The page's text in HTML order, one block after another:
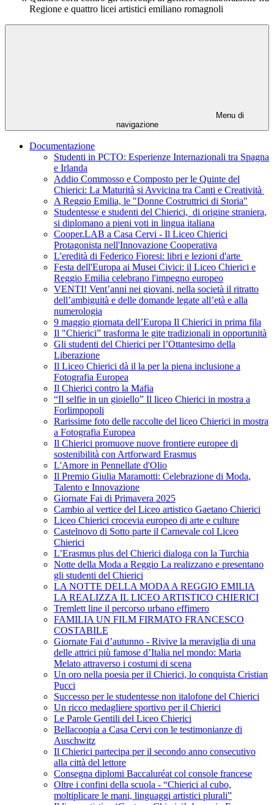
Regione e quattro licei artistici emiliano romagnoli
Menu di
navigazione
Documentazione
Studenti in PCTO: Esperienze Internazionali tra Spagna
e Irlanda
Addio Commosso e Composto per le Quinte del
Chierici: La Maturità si Avvicina tra Canti e Creatività
A Reggio Emilia, le "Donne Costruttrici di Storia"
Studentesse e studenti del Chierici, di origine straniera,
si diplomano a pieni voti in lingua italiana
Cooper.LAB a Casa Cervi - Il Liceo Chierici
Protagonista nell'Innovazione Cooperativa
L'eredità di Federico Fioresi: libri e lezioni d'arte
Festa dell'Europa ai Musei Civici: il Liceo Chierici e
Reggio Emilia celebrano l'impegno europeo
VENTI! Vent’anni nei giovani, nella società il ritratto
dell’ambiguità e delle domande legate all’età e alla
numerologia
9 maggio giornata dell’Europa Il Chierici in prima fila
Il "Chierici” trasforma le gite tradizionali in opportunità
Gli studenti del Chierici per l’Ottantesimo della
Liberazione
Il Liceo Chierici dà il la per la piena inclusione a
Fotografia Europea
Il Chierici contro la Mafia
“Il selfie in un gioiello” Il liceo Chierici in mostra a
Forlimpopoli
Rarissime foto delle raccolte del liceo Chierici in mostra
a Fotografia Europea
Il Chierici promuove nuove frontiere europee di
sostenibilità con Artforward Erasmus
L'Amore in Pennellate d'Olio
Il Premio Giulia Maramotti: Celebrazione di Moda,
Talento e Innovazione
Giornate Fai di Primavera 2025
Cambio al vertice del Liceo artistico Gaetano Chierici
Liceo Chierici crocevia europeo di arte e culture
Castelnovo di Sotto parte il Carnevale col Liceo
Chierici
L’Erasmus plus del Chierici dialoga con la Turchia
Notte della Moda a Reggio La realizzano e presentano
gli studenti del Chierici
LA NOTTE DELLA MODA A REGGIO EMILIA
LA REALIZZA IL LICEO ARTISTICO CHIERICI
Tremlett line il percorso urbano effimero
FAMILIA UN FILM FIRMATO FRANCESCO
COSTABILE
Giornate Fai d’autunno - Rivive la meraviglia di una
delle attrici più famose d’Italia nel mondo: Maria
Melato attraverso i costumi di scena
Un oro nella poesia per il Chierici, lo conquista Cristian
Pucci
Successo per le studentesse non italofone del Chierici
Un ricco medagliere sportivo per il Chierici
Le Parole Gentili del Liceo Chierici
Bellacoopia a Casa Cervi con le testimonianze di
Auschwitz
Il Chierici partecipa per il secondo anno consecutivo
alla città del lettore
Consegna diplomi Baccaluréat col console francese
Oltre i confini della scuola - “Chierici al cubo,
moltiplicare le mani, linguaggi artistici plurali”